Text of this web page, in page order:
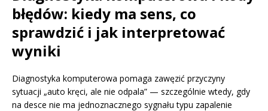
błędów: kiedy ma sens, co
sprawdzić i jak interpretować
wyniki
Diagnostyka komputerowa pomaga zawęzić przyczyny
sytuacji „auto kręci, ale nie odpala” — szczególnie wtedy, gdy
na desce nie ma jednoznacznego sygnału typu zapalenie